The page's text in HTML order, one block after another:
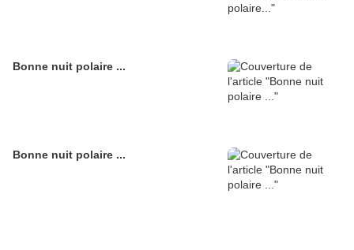
Bonne nuit polaire ...
Bonne nuit polaire ...